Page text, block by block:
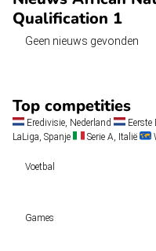
Qualification 1
Geen nieuws gevonden
Top competities
Eredivisie, Nederland Eerste
LaLiga, Spanje
Serie A, Italië
Voetbal
Wedtips
Games